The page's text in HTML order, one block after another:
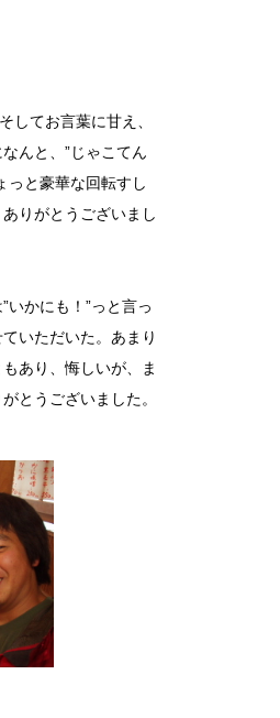
てお言葉に甘え、
んと、”じゃこてん
と豪華な回転すし
りがとうございまし
かにも！”っと言っ
いただいた。あまり
あり、悔しいが、ま
とうございました。